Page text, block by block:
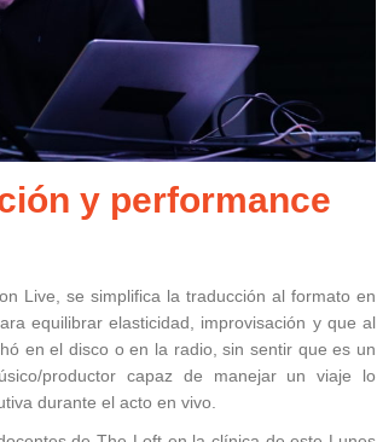
y performance
Live, se simplifica la traducción al formato en
equilibrar elasticidad, improvisación y que al
en el disco o en la radio, sin sentir que es un
productor capaz de manejar un viaje lo
durante el acto en vivo.